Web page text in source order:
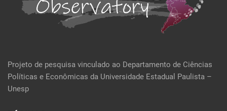
Projeto de pesquisa vinculado ao Departamento de Ciências
Políticas e Econômicas da Universidade Estadual Paulista –
Unesp